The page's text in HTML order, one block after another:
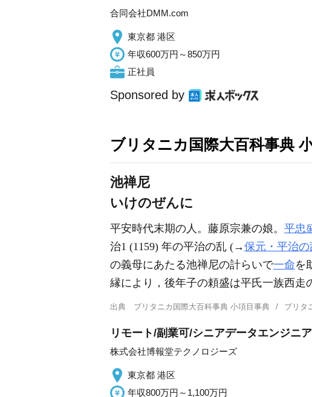
合同会社DMM.com
東京都 港区
年収600万円～850万円
正社員
Sponsored by
ブリタニカ国際大百科事典
池禅尼
いけのぜんに
平安時代末期の人。藤原宗兼の娘。 平忠
治1 (1159) 年の平治の乱 (→保元・平治の
の義母にあたる池禅尼の計らいで一命を
縁により，後年子の頼盛は平氏一族西走
出典 ブリタニカ国際大百科事典 小項目事典 ブリタ
リモート/副業可/シニアデータエンジニ
株式会社博報堂テクノロジーズ
東京都 港区
年収800万円～1,100万円